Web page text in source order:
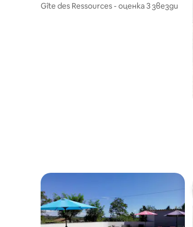
Gîte des Ressources - оценка 3 звезди